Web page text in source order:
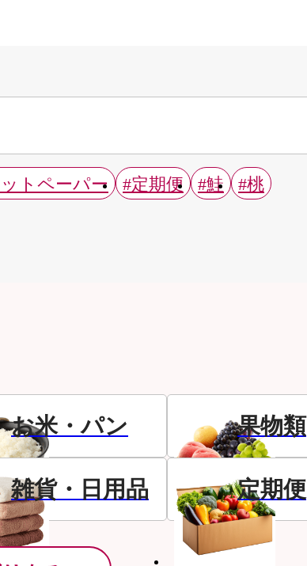
トペーパー #定期便 #鮭
#桃
お米・パン 果物類
雑貨・日用品 定期便